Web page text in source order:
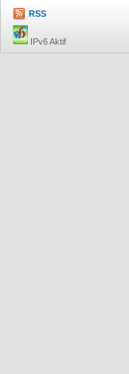
RSS
IPv6 Aktif